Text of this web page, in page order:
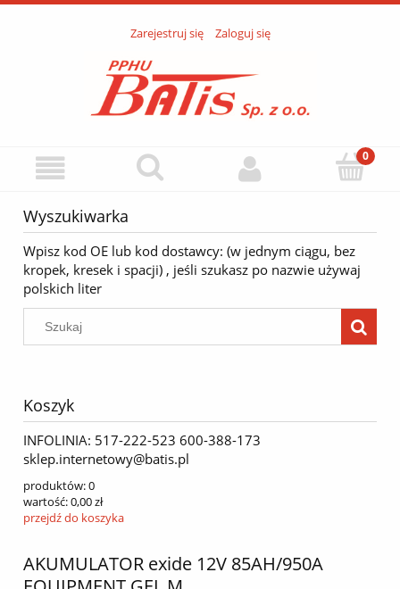
Zarejestruj się Zaloguj się
Wyszukiwarka
Wpisz kod OE lub kod dostawcy: (w jednym ciągu, bez
kropek, kresek i spacji) , jeśli szukasz po nazwie używaj
polskich liter
Koszyk
INFOLINIA: 517-222-523 600-388-173
sklep.internetowy@batis.pl
produktów:0
wartość:0,00 zł
przejdź do koszyka
AKUMULATOR exide 12V 85AH/950A